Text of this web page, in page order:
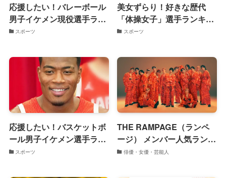
応援したい！バレーボール
男子イケメン現役選手ラン
キング 2024年最新版
スポーツ
美女ずらり！好きな歴代
「体操女子」選手ランキン
グスポーツ
応援したい！バスケットボ
ール男子イケメン選手ラン
キング 2024年最新版
スポーツ
THE RAMPAGE（ランペ
ージ） メンバー人気ランキ
ング【年齢・経歴】
俳優・女優・芸能人